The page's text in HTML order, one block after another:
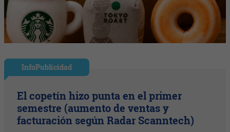
InfoPublicidad
El copetín hizo punta en el primer
semestre (aumento de ventas y
facturación según Radar Scanntech)